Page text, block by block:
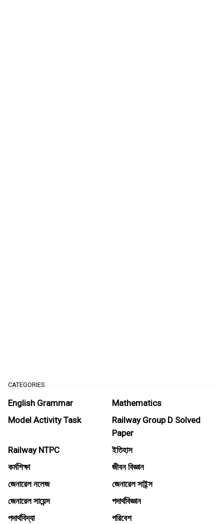
CATEGORIES
English Grammar
Mathematics
Model Activity Task
Railway Group D Solved
Paper
Railway NTPC
ইতিহাস
কর্মশিক্ষা
জীবন বিজ্ঞান
জেনারেল নলেজ
জেনারেল সাইন্স
জেনারেল সায়েন্স
পদার্থবিজ্ঞান
পদার্থবিদ্যা
পরিবেশ